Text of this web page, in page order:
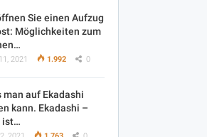
Sie einen Aufzug
Möglichkeiten zum
2021 1.992 0
man auf Ekadashi
kann. Ekadashi –
ist…